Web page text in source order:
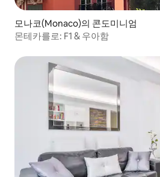
모나코(Monaco)의 콘도미니엄
몬테카를로: F1 & 우아함